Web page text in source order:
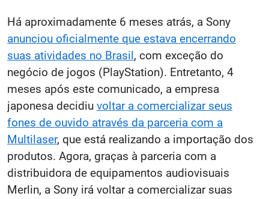
Há aproximadamente 6 meses atrás, a Sony
anunciou oficialmente que estava encerrando
suas atividades no Brasil, com exceção do
negócio de jogos (PlayStation). Entretanto, 4
meses após este comunicado, a empresa
japonesa decidiu voltar a comercializar seus
fones de ouvido através da parceria com a
Multilaser, que está realizando a importação dos
produtos. Agora, graças à parceria com a
distribuidora de equipamentos audiovisuais
Merlin, a Sony irá voltar a comercializar suas